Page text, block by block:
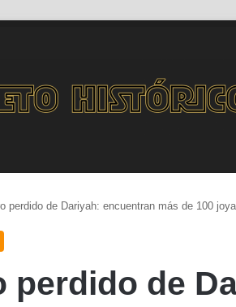
perdido de Dariyah: encuentran más de 100
perdido de